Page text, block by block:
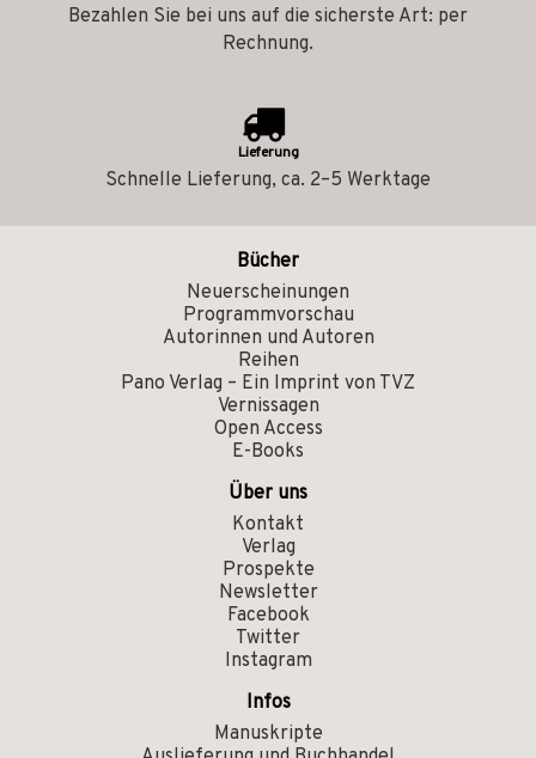
Bezahlen Sie bei uns auf die sicherste Art: per
Rechnung.
Lieferung
Schnelle Lieferung, ca. 2–5 Werktage
Bücher
Neuerscheinungen
Programmvorschau
Autorinnen und Autoren
Reihen
Pano Verlag – Ein Imprint von TVZ
Vernissagen
Open Access
E-Books
Über uns
Kontakt
Verlag
Prospekte
Newsletter
Facebook
Twitter
Instagram
Infos
Manuskripte